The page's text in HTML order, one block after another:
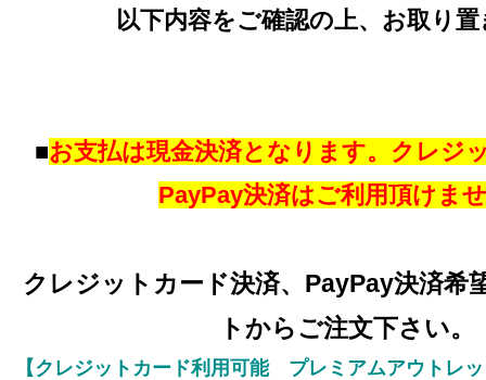
以下内容をご確認の上、お取り
■お支払は現金決済となります。クレジ
PayPay決済はご利用頂けま
クレジットカード決済、PayPay決済希
トからご注文下さい。
【クレジットカード利用可能 プレミアムアウトレ